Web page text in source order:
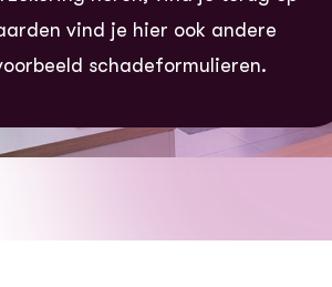
vind je hier ook andere
schadeformulieren.